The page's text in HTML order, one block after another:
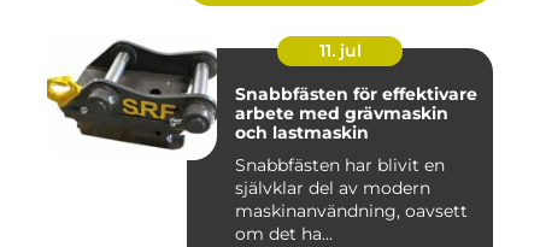
11. jul
Snabbfästen för effektivare
arbete med grävmaskin
och lastmaskin
Snabbfästen har blivit en
självklar del av modern
maskinanvändning, oavsett
om det ha...